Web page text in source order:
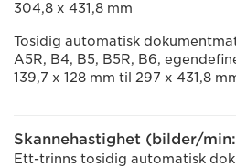
304,8 x 431,8 mm
Tosidig automatisk
A5R, B4, B5, B5R, B6,
139,7 x 128 mm til 297 x 431,8
Skannehastighet (bilder/
Ett-trinns tosidig automatisk